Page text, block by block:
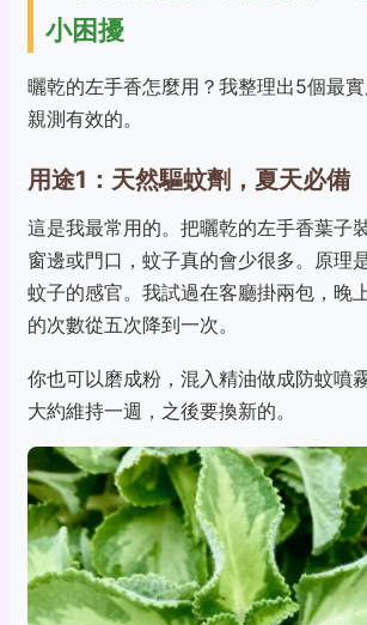
小困擾
曬乾的左手香怎麼用？我整理出5個最
親測有效的。
用途1：天然驅蚊劑，夏天必備
這是我最常用的。把曬乾的左手香葉子
窗邊或門口，蚊子真的會少很多。原理
蚊子的感官。我試過在客廳掛兩包，晚
的次數從五次降到一次。
你也可以磨成粉，混入精油做成防蚊噴
大約維持一週，之後要換新的。